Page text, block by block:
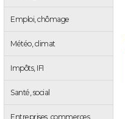
Emploi, chômage
Météo, climat
Impôts, IFI
Santé, social
Entreprises, commerces